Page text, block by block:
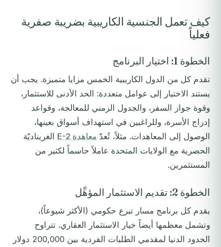
كيف تعمل الجنسية الكاريبية بضريبة صفرية
فعلياً
الخطوة 1: اختيار البرنامج
تقدم كل من الدول الكاريبية الخمس مزايا متميزة. يجب أن
يستند الاختيار إلى عوامل متعددة: الحد الأدنى للاستثمار،
وقوة جواز السفر، والجدول الزمني للمعالجة، وقواعد
إدراج الأسرة، وللراغبين في استهداف أسواق بعينها،
الوصول إلى المعاهدات. مثلاً، تُعدّ معاهدة E-2
الغريناديّة
الحصرية مع الولايات المتحدة عاملاً حاسماً لكثير من
المستثمرين.
الخطوة 2: تقديم الاستثمار المؤهِّل
يقدم كل برنامج مسار تبرع حكومي (الأكثر شيوعاً)،
وتشمل معظمها أيضاً خيار الاستثمار العقاري. تتراوح
الحدود الدنيا لمقدمي الطلبات الفردية بين 200,000 دولار